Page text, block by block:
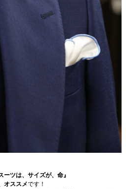
ーツは、サイズが、命』
オススメです！